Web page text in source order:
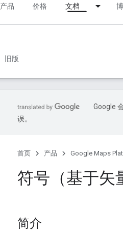
产品 价格 文档
旧版
Google
误。
首页 产品 Google Maps
符号（基于矢
简介